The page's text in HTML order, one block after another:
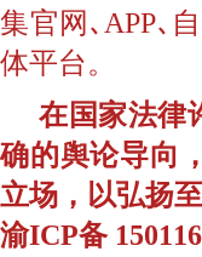
集官网､APP､
体平台。
在国家法律
确的舆论导向
立场，以弘扬
渝ICP备